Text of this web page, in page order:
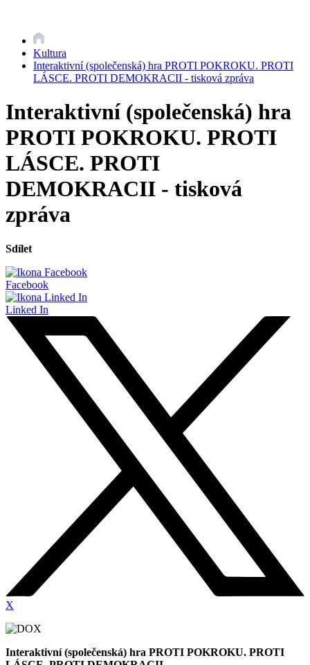
Kultura
Interaktivní (společenská) hra PROTI POKROKU. PROTI
LÁSCE. PROTI DEMOKRACII - tisková zpráva
Interaktivní (společenská) hra
PROTI POKROKU. PROTI
LÁSCE. PROTI
DEMOKRACII - tisková
zpráva
Sdílet
Facebook
Linked In
X
Interaktivní (společenská) hra PROTI POKROKU. PROTI